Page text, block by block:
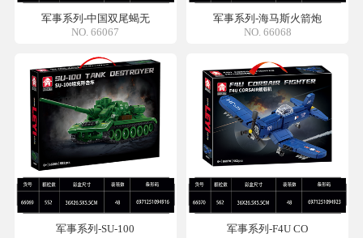
军事系列-中国双尾蝎无
NO. 66067
军事系列-海马斯火箭炮
NO. 66068
军事系列-SU-100
军事系列-F4U CO